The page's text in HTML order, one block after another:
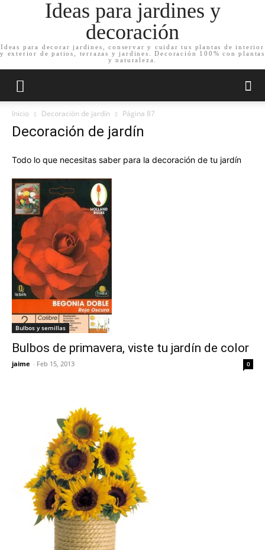
Ideas para jardines y
decoración
Ideas para decorar jardines, conservar y cuidar tus plantas de interior
y exterior de patios, terrazas y jardines. Decoración 100% con plantas
y naturaleza.
Inicio Decoración de jardín Página 87
Decoración de jardín
Todo lo que necesitas saber para la decoración de tu jardín
Bulbos y semillas
Bulbos de primavera, viste tu jardín de color
jaime - Feb 15, 2013 0